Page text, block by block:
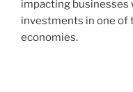
impacting businesses
investments in one of
economies.